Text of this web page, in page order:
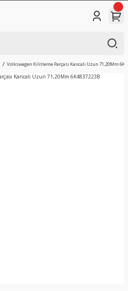
Volkswagen Kilitleme Parçası Kancalı Uzun 71,20Mm